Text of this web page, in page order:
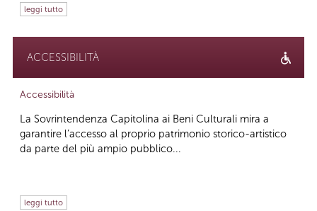
leggi tutto
ACCESSIBILITÀ
Accessibilità
La Sovrintendenza Capitolina ai Beni Culturali mira a
garantire l’accesso al proprio patrimonio storico-artistico
da parte del più ampio pubblico...
leggi tutto